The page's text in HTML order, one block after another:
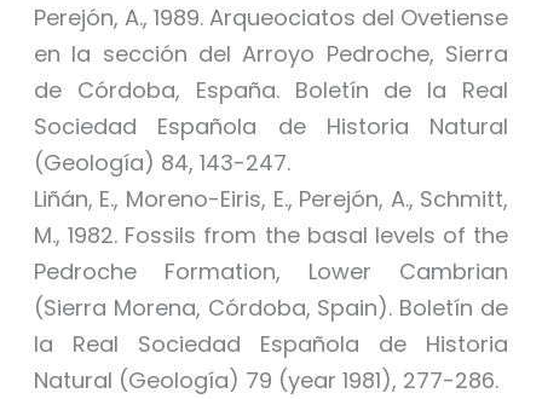
Perejón, A., 1989. Arqueociatos del Ovetiense
en la sección del Arroyo Pedroche, Sierra
de Córdoba, España. Boletín de la Real
Sociedad Española de Historia Natural
(Geología) 84, 143-247.
Liñán, E., Moreno-Eiris, E., Perejón, A., Schmitt,
M., 1982. Fossils from the basal levels of the
Pedroche Formation, Lower Cambrian
(Sierra Morena, Córdoba, Spain). Boletín de
la Real Sociedad Española de Historia
Natural (Geología) 79 (year 1981), 277-286.